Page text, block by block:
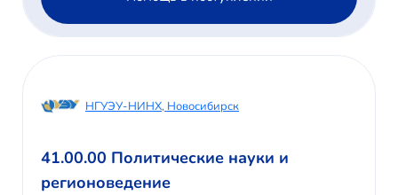
НГУЭУ-НИНХ, Новосибирск
41.00.00 Политические науки и
регионоведение